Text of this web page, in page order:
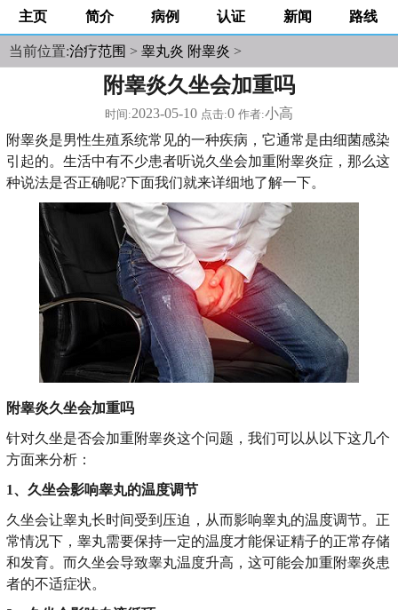
主页 简介 病例 认证 新闻 路线
当前位置:治疗范围 > 睾丸炎 附睾炎 >
附睾炎久坐会加重吗
时间:2023-05-10 点击:0 作者:小高
附睾炎是男性生殖系统常见的一种疾病，它通常是由细菌感染
引起的。生活中有不少患者听说久坐会加重附睾炎症，那么这
种说法是否正确呢?下面我们就来详细地了解一下。
附睾炎久坐会加重吗
针对久坐是否会加重附睾炎这个问题，我们可以从以下这几个
方面来分析：
1、久坐会影响睾丸的温度调节
久坐会让睾丸长时间受到压迫，从而影响睾丸的温度调节。正
常情况下，睾丸需要保持一定的温度才能保证精子的正常存储
和发育。而久坐会导致睾丸温度升高，这可能会加重附睾炎患
者的不适症状。